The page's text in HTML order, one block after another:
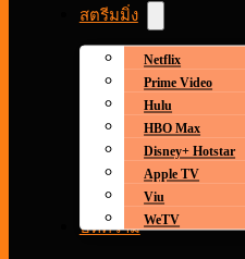
สตรีมมิ่ง
Netflix
Prime Video
Hulu
HBO Max
Disney+ Hotstar
Apple TV
Viu
WeTV
บทความ